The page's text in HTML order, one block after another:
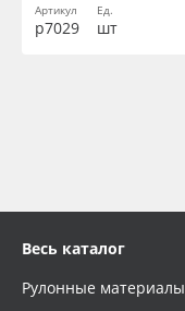
Артикул
р7029
Ед.
шт
Весь каталог
Рулонные материалы